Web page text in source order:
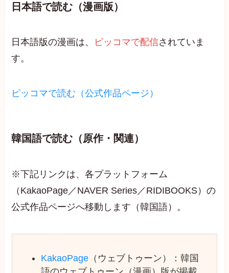
日本語で読む（漫画版）
日本語版の漫画は、 ピッコマで配信されていま
す。
ピッコマで読む（公式作品ページ）
韓国語で読む（原作・関連）
※下記リンクは、各プラットフォーム
（KakaoPage／NAVER Series／RIDIBOOKS）の
公式作品ページへ移動します（韓国語）。
KakaoPage （ウェブトゥーン）：韓国